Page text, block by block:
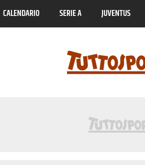
CALENDARIO SERIE A JUVENTUS